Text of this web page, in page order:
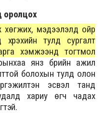
оролцох
хөгжих, мэдээлэлд ойр
тулд сургалт
хэмжээнд тогтмол
янз бүрийн ажил
болохын тулд олон
эсвэл танд
хариу өгч чадах